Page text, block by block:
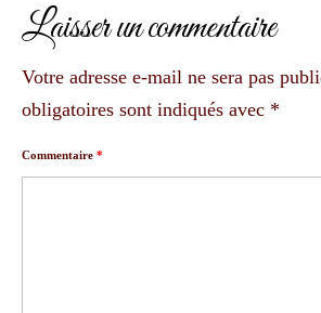
Laisser un commentaire
Votre adresse e-mail ne sera pas
obligatoires sont indiqués avec *
Commentaire *